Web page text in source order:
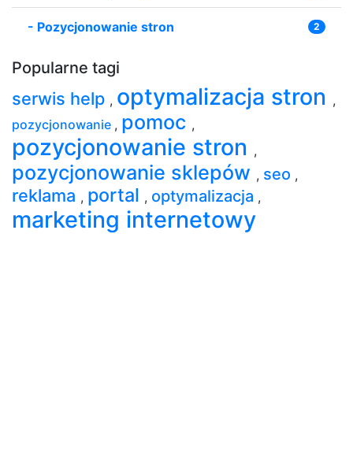
- Pozycjonowanie stron 2
Popularne tagi
serwis help , optymalizacja stron ,
pozycjonowanie , pomoc ,
pozycjonowanie stron ,
pozycjonowanie sklepów , seo ,
reklama , portal , optymalizacja ,
marketing internetowy